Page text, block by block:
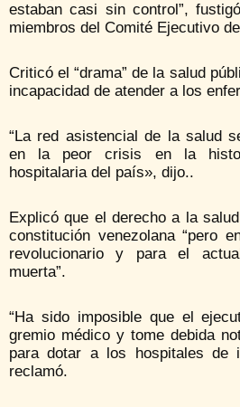
estaban casi sin control”,
miembros del Comité Ejecutivo
Criticó el “drama” de la salud
incapacidad de atender a los
“La red asistencial de la salud
en la peor crisis en la
hospitalaria del país», dijo..
Explicó que el derecho a la
constitución venezolana “pero
revolucionario y para el
muerta”.
“Ha sido imposible que el
gremio médico y tome debida
para dotar a los hospitales de
reclamó.